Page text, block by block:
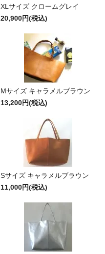
XLサイズ クロームグレイ
20,900円(税込)
Mサイズ キャラメルブラウン
13,200円(税込)
Sサイズ キャラメルブラウン
11,000円(税込)